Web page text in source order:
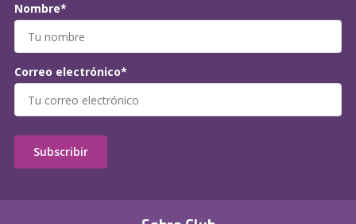
Nombre*
Correo electrónico*
Subscribir